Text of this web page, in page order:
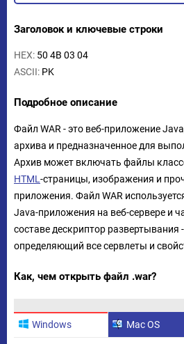
Заголовок и ключевые строки
HEX: 50 4B 03 04
ASCII: PK
Подробное описание
Файл WAR - это веб-приложение
архива и предназначенное для
Архив может включать файлы
HTML -страницы, изображения и
приложения. Файл WAR
Java-приложения на веб-сервере и
составе дескриптор развертывания
определяющий все сервлеты и
Как, чем открыть файл .war?
Windows Mac OS